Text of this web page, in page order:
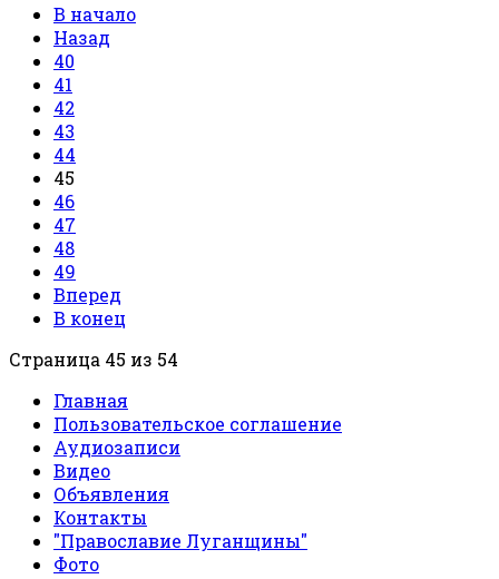
В начало
Назад
40
41
42
43
44
45
46
47
48
49
Вперед
В конец
Страница 45 из 54
Главная
Пользовательское соглашение
Аудиозаписи
Видео
Объявления
Контакты
"Православие Луганщины"
Фото